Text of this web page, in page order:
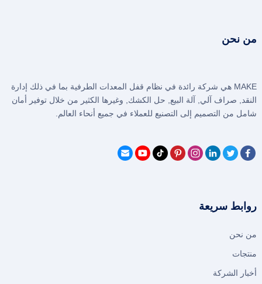
من نحن
MAKE هي شركة رائدة في نظام قفل المعدات الطرفية بما في ذلك إدارة
النقد, صراف آلي, آلة البيع, حل الكشك, وغيرها الكثير من خلال توفير أمان
شامل من التصميم إلى التصنيع للعملاء في جميع أنحاء العالم.
روابط سريعة
من نحن
منتجات
أخبار الشركة